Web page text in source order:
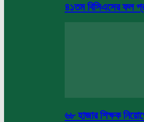
৪১তম বিসিএসের ফল
৬৮ হাজার শিক্ষক